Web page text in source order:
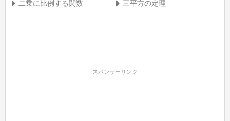
二乗に比例する関数 三平方の定理
スポンサーリンク